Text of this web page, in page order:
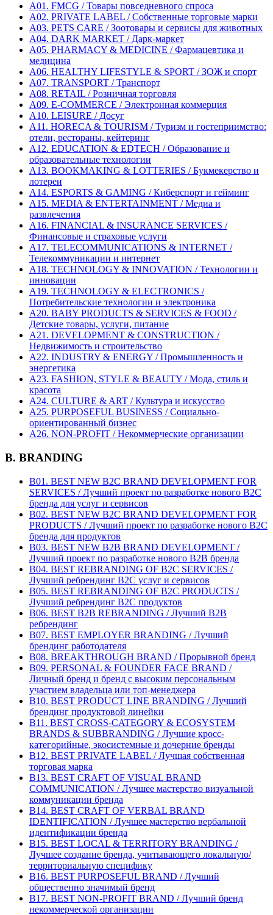
A01. FMCG / Товары повседневного спроса
A02. PRIVATE LABEL / Собственные торговые марки
A03. PETS CARE / Зоотовары и сервисы для животных
A04. DARK MARKET / Дарк-маркет
A05. PHARMACY & MEDICINE / Фармацевтика и
медицина
A06. HEALTHY LIFESTYLE & SPORT / ЗОЖ и спорт
A07. TRANSPORT / Транспорт
A08. RETAIL / Розничная торговля
A09. E-COMMERCE / Электронная коммерция
A10. LEISURE / Досуг
A11. HORECA & TOURISM / Туризм и гостеприимство:
отели, рестораны, кейтеринг
A12. EDUCATION & EDTECH / Образование и
образовательные технологии
A13. BOOKMAKING & LOTTERIES / Букмекерство и
лотереи
A14. ESPORTS & GAMING / Киберспорт и гейминг
A15. MEDIA & ENTERTAINMENT / Медиа и
развлечения
A16. FINANCIAL & INSURANCE SERVICES /
Финансовые и страховые услуги
A17. TELECOMMUNICATIONS & INTERNET /
Телекоммуникации и интернет
A18. TECHNOLOGY & INNOVATION / Технологии и
инновации
A19. TECHNOLOGY & ELECTRONICS /
Потребительские технологии и электроника
A20. BABY PRODUCTS & SERVICES & FOOD /
Детские товары, услуги, питание
A21. DEVELOPMENT & CONSTRUCTION /
Недвижимость и строительство
A22. INDUSTRY & ENERGY / Промышленность и
энергетика
A23. FASHION, STYLE & BEAUTY / Мода, стиль и
красота
A24. CULTURE & ART / Культура и искусство
A25. PURPOSEFUL BUSINESS / Социально-
ориентированный бизнес
A26. NON-PROFIT / Некоммерческие организации
B. BRANDING
B01. BEST NEW B2C BRAND DEVELOPMENT FOR
SERVICES / Лучший проект по разработке нового B2C
бренда для услуг и сервисов
B02. BEST NEW B2C BRAND DEVELOPMENT FOR
PRODUCTS / Лучший проект по разработке нового B2C
бренда для продуктов
B03. BEST NEW B2B BRAND DEVELOPMENT /
Лучший проект по разработке нового B2B бренда
B04. BEST REBRANDING OF B2C SERVICES /
Лучший ребрендинг B2С услуг и сервисов
B05. BEST REBRANDING OF B2C PRODUCTS /
Лучший ребрендинг B2С продуктов
B06. BEST B2B REBRANDING / Лучший B2B
ребрендинг
B07. BEST EMPLOYER BRANDING / Лучший
брендинг работодателя
B08. BREAKTHROUGH BRAND / Прорывной бренд
B09. PERSONAL & FOUNDER FACE BRAND /
Личный бренд и бренд с высоким персональным
участием владельца или топ-менеджера
B10. BEST PRODUCT LINE BRANDING / Лучший
брендинг продуктовой линейки
B11. BEST CROSS-CATEGORY & ECOSYSTEM
BRANDS & SUBBRANDING / Лучшие кросс-
категорийные, экосистемные и дочерние бренды
B12. BEST PRIVATE LABEL / Лучшая собственная
торговая марка
B13. BEST CRAFT OF VISUAL BRAND
COMMUNICATION / Лучшее мастерство визуальной
коммуникации бренда
B14. BEST CRAFT OF VERBAL BRAND
IDENTIFICATION / Лучшее мастерство вербальной
идентификации бренда
B15. BEST LOCAL & TERRITORY BRANDING /
Лучшее создание бренда, учитывающего локальную/
территориальную специфику
B16. BEST PURPOSEFUL BRAND / Лучший
общественно значимый бренд
B17. BEST NON-PROFIT BRAND / Лучший бренд
некоммерческой организации